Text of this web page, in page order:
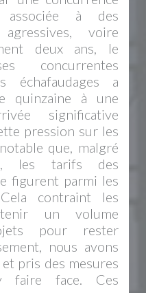
associée à des
voire
deux ans, le
concurrentes
échafaudages a
quinzaine à une
significative
pression sur les
que, malgré
les tarifs des
figurent parmi les
contraint les
un volume
pour rester
nous avons
pris des mesures
faire face. Ces